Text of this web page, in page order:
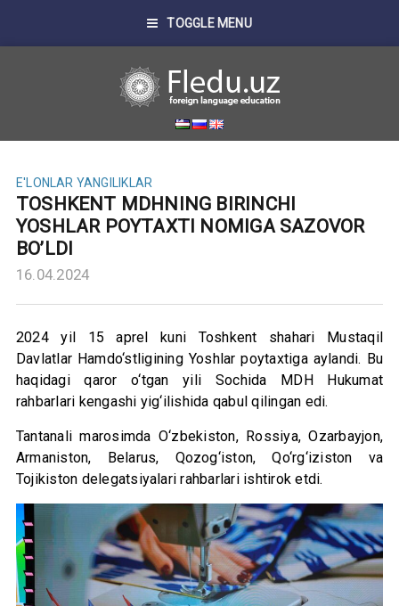
TOGGLE MENU
E'LONLAR YANGILIKLAR
TOSHKENT MDHNING BIRINCHI
YOSHLAR POYTAXTI NOMIGA SAZOVOR
BO’LDI
16.04.2024
2024 yil 15 aprel kuni Toshkent shahari Mustaqil
Davlatlar Hamdo‘stligining Yoshlar poytaxtiga aylandi. Bu
haqidagi qaror o‘tgan yili Sochida MDH Hukumat
rahbarlari kengashi yig‘ilishida qabul qilingan edi.
Tantanali marosimda O‘zbekiston, Rossiya, Ozarbayjon,
Armaniston, Belarus, Qozog‘iston, Qo‘rg‘iziston va
Tojikiston delegatsiyalari rahbarlari ishtirok etdi.